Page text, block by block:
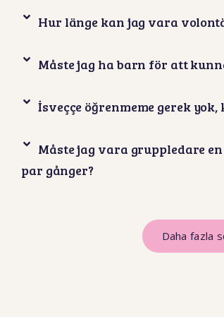
Hur länge kan jag vara
Måste jag ha barn för att
İsveççe öğrenmeme gerek
Måste jag vara gruppledare
par gånger?
Daha fazla